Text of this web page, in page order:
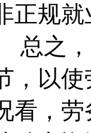
正规
总之
，以
看，